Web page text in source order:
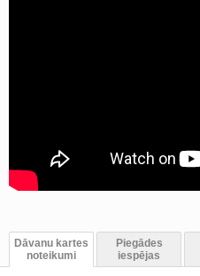
Dāvanu kartes
noteikumi
Piegādes
iespējas